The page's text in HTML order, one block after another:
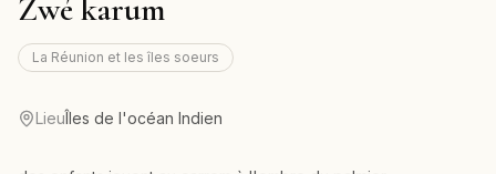
Zwé karum
La Réunion et les îles soeurs
LieuÎles de l'océan Indien